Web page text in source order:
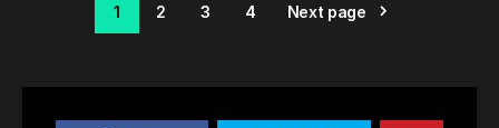
1 2 3 4 Next page